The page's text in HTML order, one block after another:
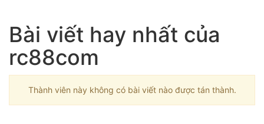
Bài viết hay nhất của
rc88com
Thành viên này không có bài viết nào được tán thành.